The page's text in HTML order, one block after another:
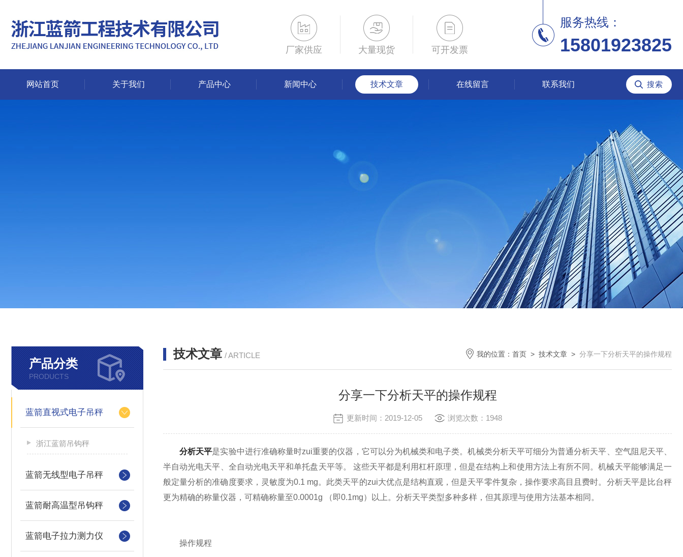
厂家供应 大量现货 可开发票
服务热线：
15801923825
网站首页 关于我们 产品中心 新闻中心 技术文章 在线留言 联系我们
产品分类
PRODUCTS
蓝箭直视式电子吊秤
浙江蓝箭吊钩秤
蓝箭无线型电子吊秤
蓝箭耐高温型吊钩秤
蓝箭电子拉力测力仪
技术文章 / ARTICLE 我的位置： 首页 > 技术文章 > 分享一下分析天平的操作规程
分享一下分析天平的操作规程
更新时间：2019-12-05 浏览次数：1948
分析天平是实验中进行准确称量时zui重要的仪器，它可以分为机械类和电子类。机械类分析天平可细分为普通分析天平、空气阻尼天平、
半自动光电天平、全自动光电天平和单托盘天平等。 这些天平都是利用杠杆原理，但是在结构上和使用方法上有所不同。机械天平能够满足一
般定量分析的准确度要求，灵敏度为0.1 mg。此类天平的zui大优点是结构直观，但是天平零件复杂，操作要求高目且费时。分析天平是比台秤
更为精确的称量仪器，可精确称量至0.0001g （即0.1mg）以上。分析天平类型多种多样，但其原理与使用方法基本相同。
操作规程